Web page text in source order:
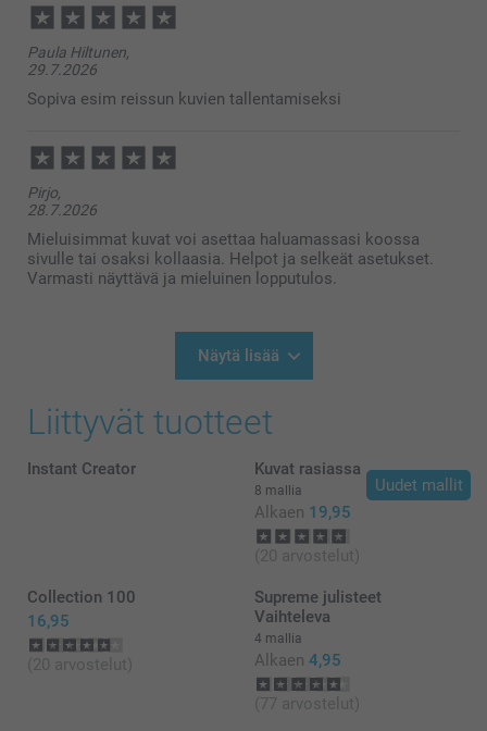
Paula Hiltunen,
29.7.2026
Sopiva esim reissun kuvien tallentamiseksi
Pirjo,
28.7.2026
Mieluisimmat kuvat voi asettaa haluamassasi koossa
sivulle tai osaksi kollaasia. Helpot ja selkeät asetukset.
Varmasti näyttävä ja mieluinen lopputulos.
Näytä lisää
Liittyvät tuotteet
Instant Creator
Uudet mallit
Kuvat rasiassa
8 mallia
Alkaen 19,95
(20 arvostelut)
Collection 100
16,95
(20 arvostelut)
Supreme julisteet
Vaihteleva
4 mallia
Alkaen 4,95
(77 arvostelut)